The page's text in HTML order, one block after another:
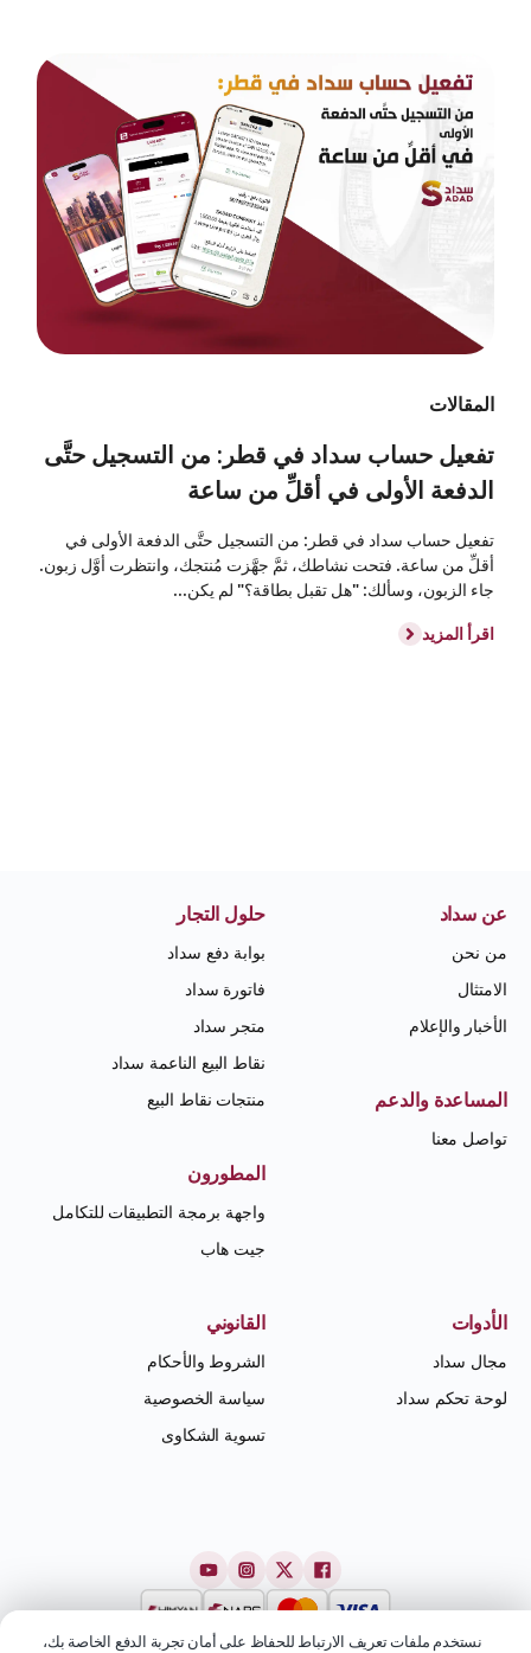
المقالات
تفعيل حساب سداد في قطر: من التسجيل حتَّى
الدفعة الأولى في أقلِّ من ساعة
تفعيل حساب سداد في قطر: من التسجيل حتَّى الدفعة الأولى في
أقلِّ من ساعة. فتحت نشاطك، ثمَّ جهَّزت مُنتجك، وانتظرت أوَّل زبون.
جاء الزبون، وسألك: "هل تقبل بطاقة؟" لم يكن...
اقرأ المزيد
عن سداد
من نحن
الامتثال
الأخبار والإعلام
المساعدة والدعم
تواصل معنا
حلول التجار
بوابة دفع سداد
فاتورة سداد
متجر سداد
نقاط البيع الناعمة سداد
منتجات نقاط البيع
المطورون
واجهة برمجة التطبيقات للتكامل
جيت هاب
الأدوات
مجال سداد
لوحة تحكم سداد
القانوني
الشروط والأحكام
سياسة الخصوصية
تسوية الشكاوى
نستخدم ملفات تعريف الارتباط للحفاظ على أمان تجربة الدفع الخاصة بك،